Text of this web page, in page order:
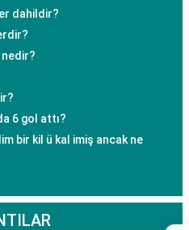
dahildir?
nedir?
6 gol attı?
bir kil ü kal imiş ancak ne